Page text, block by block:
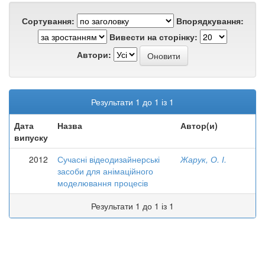
Сортування:
Впорядкування:
Вивести на сторінку:
Автори:
Результати 1 до 1 із 1
Дата
випуску
Назва Автор(и)
2012
Сучасні відеодизайнерські
засоби для анімаційного
моделювання процесів
Жарук, О. І.
Результати 1 до 1 із 1